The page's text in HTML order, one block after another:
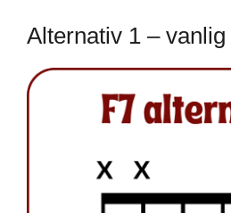
Alternativ 1 –